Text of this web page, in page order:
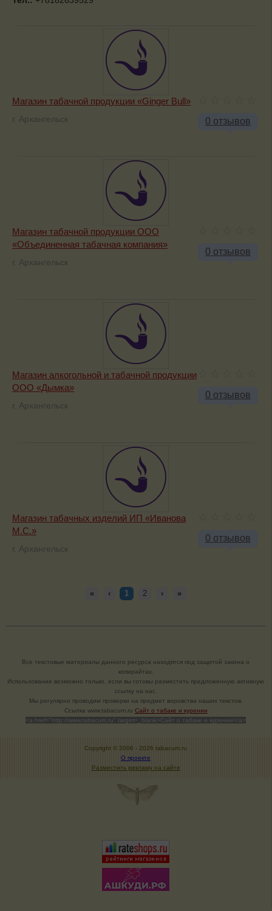
0 отзывов
Магазин табачной продукции «Ginger Bull»
г. Архангельск
0 отзывов
Магазин табачной продукции ООО
«Объединенная табачная компания»
г. Архангельск
0 отзывов
Магазин алкогольной и табачной продукции
ООО «Дымка»
г. Архангельск
0 отзывов
Магазин табачных изделий ИП «Иванова
М.С.»
г. Архангельск
« ‹ 1 2 › »
Все текстовые материалы данного ресурса находятся под защитой закона о
копирайтах.
Использование возможно только, если вы готовы разместить предложенную активную
ссылку на нас.
Мы регулярно проводим проверки на предмет воровства наших текстов.
Cсылка www.tabacum.ru Сайт о табаке и курении
<a href="http://www.tabacum.ru" target=_blank>Сайт о табаке и курении</a>
Copyright © 2006 - 2026 tabacum.ru
О проекте
Разместить рекламу на сайте